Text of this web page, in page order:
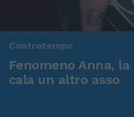
Controtempo
Fenomeno Anna,
cala un altro asso